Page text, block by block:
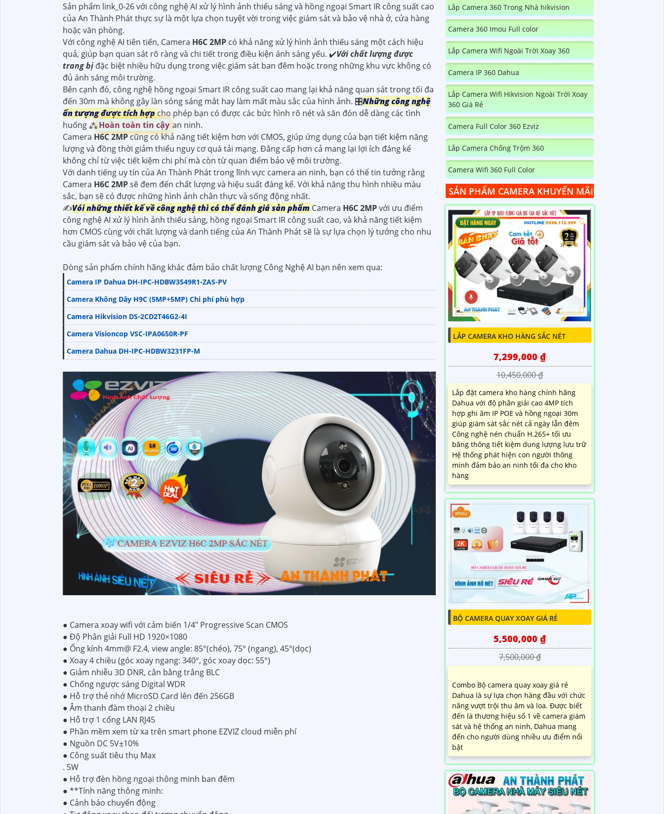
Sản phẩm link_0-26 với công nghệ AI xử lý hình ảnh thiếu sáng và hồng ngoại Smart IR công suất cao
của An Thành Phát thực sự là một lựa chọn tuyệt vời trong việc giám sát và bảo vệ nhà ở, cửa hàng
hoặc văn phòng.
Với công nghệ AI tiên tiến, Camera H6C 2MP có khả năng xử lý hình ảnh thiếu sáng một cách hiệu
quả, giúp bạn quan sát rõ ràng và chi tiết trong điều kiện ánh sáng yếu. ✔️Với chất lượng được
trang bị đặc biệt nhiều hữu dụng trong việc giám sát ban đêm hoặc trong những khu vực không có
đủ ánh sáng môi trường.
Bên cạnh đó, công nghệ hồng ngoại Smart IR công suất cao mang lại khả năng quan sát trong tối đa
đến 30m mà không gây làn sóng sáng mắt hay làm mất màu sắc của hình ảnh. 🎛Những công nghệ
ấn tượng được tích hợpcho phép bạn có được các bức hình rõ nét và săn đón dễ dàng các tình
huống ⁂Hoàn toàn tin cậy an ninh.
Camera H6C 2MPcũng có khả năng tiết kiệm hơn với CMOS, giúp ứng dụng của bạn tiết kiệm năng
lượng và đồng thời giảm thiểu nguy cơ quá tải mạng. Đẳng cấp hơn cả mang lại lợi ích đáng kể
không chỉ từ việc tiết kiệm chi phí mà còn từ quan điểm bảo vệ môi trường.
Với danh tiếng uy tín của An Thành Phát trong lĩnh vực camera an ninh, bạn có thể tin tưởng rằng
Camera H6C 2MPsẽ đem đến chất lượng và hiệu suất đáng kể. Với khả năng thu hình nhiều màu
sắc, bạn sẽ có được những hình ảnh chân thực và sống động nhất.
✍️Vói những thiết kế về công nghệ thì có thể đánh giá sản phẩm Camera H6C 2MPvới ưu điểm
công nghệ AI xử lý hình ảnh thiếu sáng, hồng ngoại Smart IR công suất cao, và khả năng tiết kiệm
hơn CMOS cùng với chất lượng và danh tiếng của An Thành Phát sẽ là sự lựa chọn lý tưởng cho nhu
cầu giám sát và bảo vệ của bạn.
Dòng sản phẩm chính hãng khác đảm bảo chất lượng Công Nghệ AI bạn nên xem qua:
Camera IP Dahua DH-IPC-HDBW3549R1-ZAS-PV
Camera Không Dây H9C (5MP+5MP) Chi phí phù hợp
Camera Hikvision DS-2CD2T46G2-4I
Camera Visioncop VSC-IPA0650R-PF
Camera Dahua DH-IPC-HDBW3231FP-M
● Camera xoay wifi với cảm biến 1/4" Progressive Scan CMOS
● Độ Phân giải Full HD 1920×1080
● Ống kính 4mm@ F2.4, view angle: 85°(chéo), 75° (ngang), 45°(dọc)
● Xoay 4 chiều (góc xoay ngang: 340°, góc xoay dọc: 55°)
● Giảm nhiễu 3D DNR, cân bằng trắng BLC
● Chống ngược sáng Digital WDR
● Hỗ trợ thẻ nhớ MicroSD Card lên đến 256GB
● Âm thanh đàm thoại 2 chiều
● Hỗ trợ 1 cổng LAN RJ45
● Phần mềm xem từ xa trên smart phone EZVIZ cloud miễn phí
● Nguồn DC 5V±10%
● Công suất tiêu thụ Max
. 5W
● Hỗ trợ đèn hồng ngoại thông minh ban đêm
● **Tính năng thông minh:
● Cảnh báo chuyển động
Lắp Camera 360 Trong Nhà hikvision
Camera 360 Imou Full color
Lắp Camera Wifi Ngoài Trời Xoay 360
Camera IP 360 Dahua
Lắp Camera Wifi Hikvision Ngoài Trời Xoay
360 Giá Rẻ
Camera Full Color 360 Ezviz
Lắp Camera Chống Trộm 360
Camera Wifi 360 Full Color
SẢN PHẨM CAMERA KHUYẾN MÃI
LẮP CAMERA KHO HÀNG SẮC NÉT
7,299,000 ₫
10,450,000 ₫
Lắp đặt camera kho hàng chính hãng
Dahua với độ phân giải cao 4MP tích
hợp ghi âm IP POE và hồng ngoại 30m
giúp giám sát sắc nét cả ngày lẫn đêm
Công nghệ nén chuẩn H.265+ tối ưu
băng thông tiết kiệm dung lượng lưu trữ
Hệ thống phát hiện con người thông
minh đảm bảo an ninh tối đa cho kho
hàng
BỘ CAMERA QUAY XOAY GIÁ RẺ
5,500,000 ₫
7,500,000 ₫
Combo Bộ camera quay xoay giá rẻ
Dahua là sự lựa chọn hàng đầu với chức
năng vượt trội thu âm và loa. Được biết
đến là thương hiệu số 1 về camera giám
sát và hệ thống an ninh, Dahua mang
đến cho người dùng nhiều ưu điểm nổi
bật